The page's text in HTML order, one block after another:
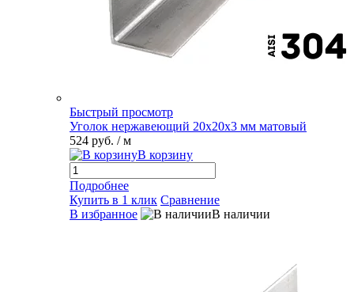
Быстрый просмотр
Уголок нержавеющий 20х20х3 мм матовый
524 руб. / м
В корзину
Подробнее
Купить в 1 клик Сравнение
В избранное
В наличии